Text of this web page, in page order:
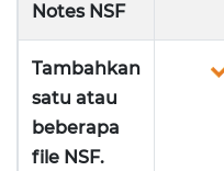
Notes NSF
Tambahkan
satu atau
beberapa
file NSF.